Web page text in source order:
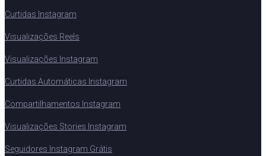
Curtidas Instagram
Visualizações Reels
Visualizações Instagram
Curtidas Automáticas Instagram
Compartilhamentos Instagram
Visualizações Stories Instagram
Seguidores Instagram Grátis